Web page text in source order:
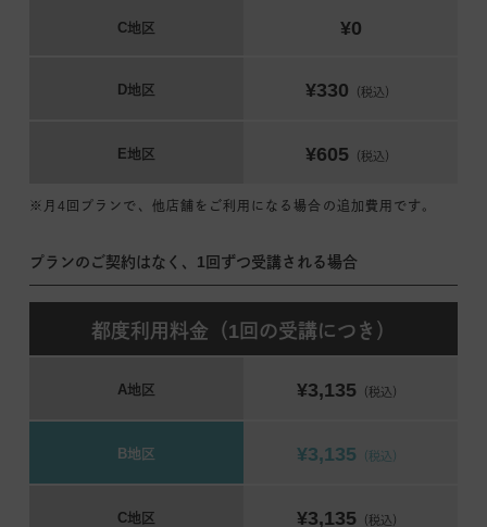
C地区 ¥0
D地区 ¥330 （税込）
E地区 ¥605（税込）
※月4回プランで、他店舗をご利用になる場合の追加費用です。
プランのご契約はなく、1回ずつ受講される場合
都度利用料金（1回の受講につき）
A地区 ¥3,135 （税込）
B地区 ¥3,135 （税込）
C地区 ¥3,135 （税込）